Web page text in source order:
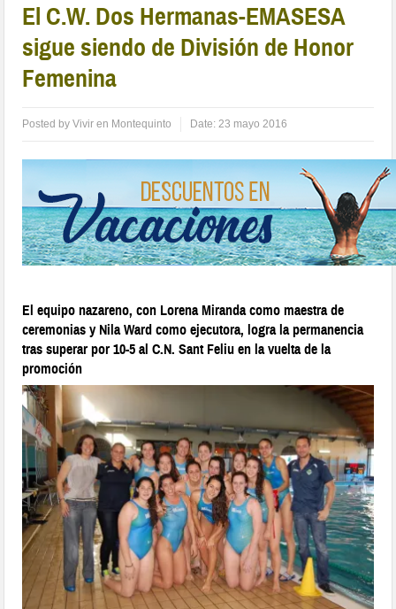
El C.W. Dos Hermanas-EMASESA
sigue siendo de División de Honor
Femenina
Posted byVivir en Montequinto Date:23 mayo 2016
El equipo nazareno, con Lorena Miranda como maestra de
ceremonias y Nila Ward como ejecutora, logra la permanencia
tras superar por 10-5 al C.N. Sant Feliu en la vuelta de la
promoción